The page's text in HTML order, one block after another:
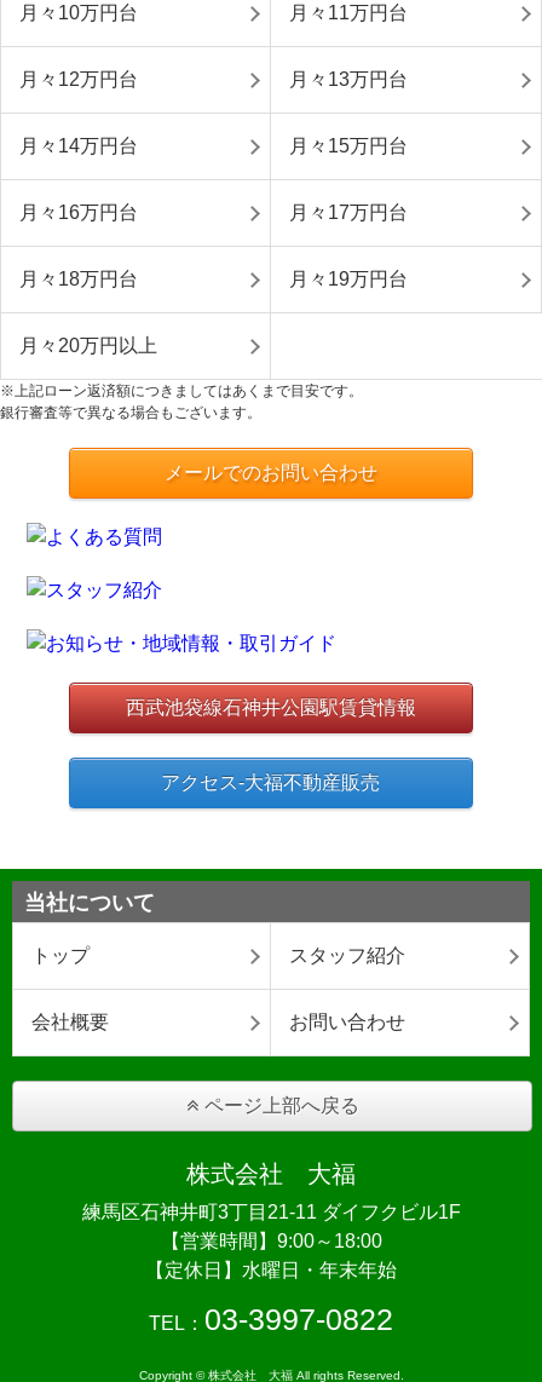
月々10万円台 月々11万円台
月々12万円台 月々13万円台
月々14万円台 月々15万円台
月々16万円台 月々17万円台
月々18万円台 月々19万円台
月々20万円以上
※上記ローン返済額につきましてはあくまで目安です。
銀行審査等で異なる場合もございます。
メールでのお問い合わせ
西武池袋線石神井公園駅賃貸情報
アクセス-大福不動産販売
当社について
トップ スタッフ紹介
会社概要 お問い合わせ
ページ上部へ戻る
株式会社 大福
練馬区石神井町3丁目21-11 ダイフクビル1F
【営業時間】9:00～18:00
【定休日】水曜日・年末年始
TEL： 03-3997-0822
Copyright © 株式会社 大福 All rights Reserved.